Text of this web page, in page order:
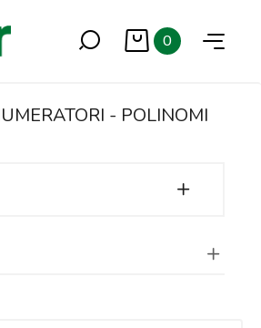
0
- POLINOMI